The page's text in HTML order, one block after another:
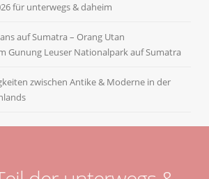
für unterwegs & daheim
auf Sumatra – Orang Utan
Gunung Leuser Nationalpark auf Sumatra
zwischen Antike & Moderne in der